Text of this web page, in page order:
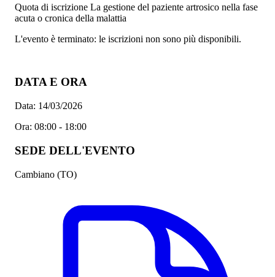
Quota di iscrizione La gestione del paziente artrosico nella fase
acuta o cronica della malattia
L'evento è terminato: le iscrizioni non sono più disponibili.
DATA E ORA
Data: 14/03/2026
Ora: 08:00 - 18:00
SEDE DELL'EVENTO
Cambiano (TO)